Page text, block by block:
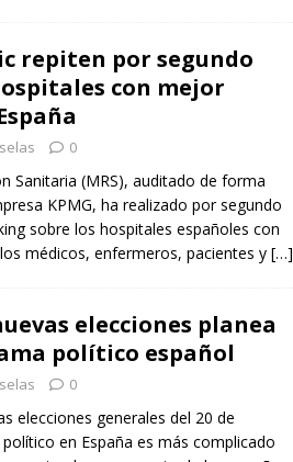
repiten por segundo
con mejor
0
Sanitaria (MRS), auditado de forma
KPMG, ha realizado por segundo
sobre los hospitales españoles con
médicos, enfermeros, pacientes y […]
elecciones planea
político español
0
elecciones generales del 20 de
en España es más complicado